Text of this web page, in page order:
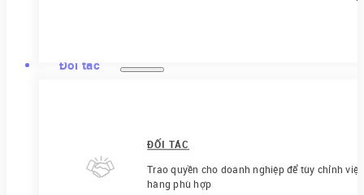
Đối tác
ĐỐI TÁC
Trao quyền cho doanh nghiệp để tùy chỉnh
hàng phù hợp